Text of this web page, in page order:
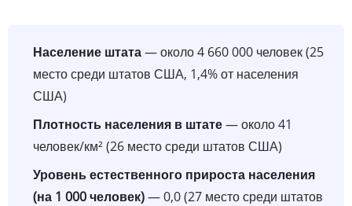
Население штата— около 4 660 000 человек (25
место среди штатов США, 1,4% от населения
США)
Плотность населения в штате— около 41
человек/км² (26 место среди штатов США)
Уровень естественного прироста населения
(на 1 000 человек)— 0,0 (27 место среди штатов